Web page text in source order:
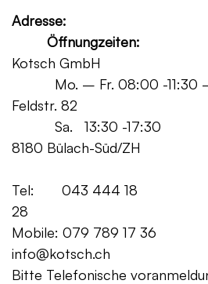
Adresse:
Öffnungzeiten:
Kotsch
Mo. – Fr. 08:00 -11:30 –
Sa. 13:30 -17:30
8180
Tel: 043 444 18
28
Mobile: 079 789 17 36
info@kotsch.ch
Bitte Telefonische